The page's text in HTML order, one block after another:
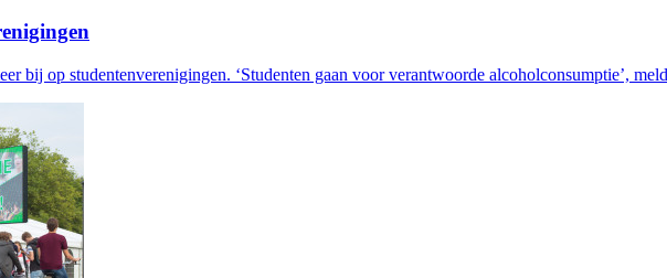
bij op studentenverenigingen. ‘Studenten gaan voor verantwoorde alcoholconsumptie’,